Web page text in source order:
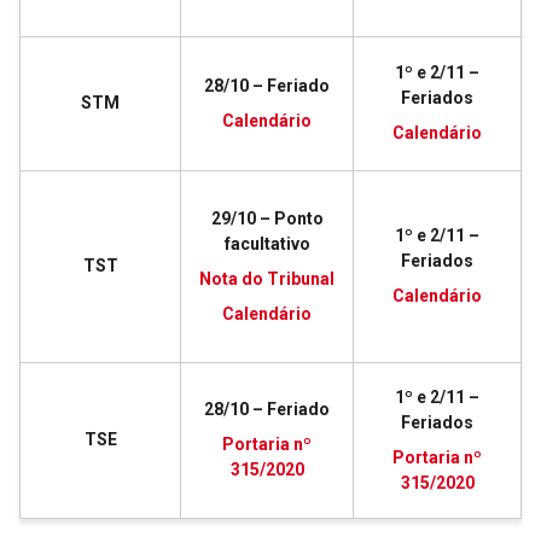
STM
28/10 – Feriado
Calendário
1º e 2/11 –
Feriados
Calendário
TST
29/10 – Ponto
facultativo
Nota do Tribunal
Calendário
1º e 2/11 –
Feriados
Calendário
TSE
28/10 – Feriado
Portaria nº
315/2020
1º e 2/11 –
Feriados
Portaria nº
315/2020